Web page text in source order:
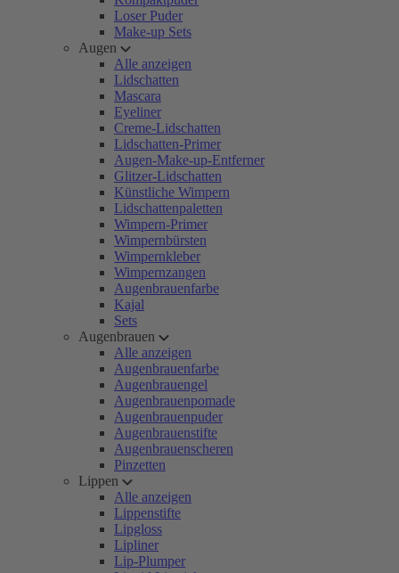
Loser Puder
Make-up Sets
Augen
Alle anzeigen
Lidschatten
Mascara
Eyeliner
Creme-Lidschatten
Lidschatten-Primer
Augen-Make-up-Entferner
Glitzer-Lidschatten
Künstliche Wimpern
Lidschattenpaletten
Wimpern-Primer
Wimpernbürsten
Wimpernkleber
Wimpernzangen
Augenbrauenfarbe
Kajal
Sets
Augenbrauen
Alle anzeigen
Augenbrauenfarbe
Augenbrauengel
Augenbrauenpomade
Augenbrauenpuder
Augenbrauenstifte
Augenbrauenscheren
Pinzetten
Lippen
Alle anzeigen
Lippenstifte
Lipgloss
Lipliner
Lip-Plumper